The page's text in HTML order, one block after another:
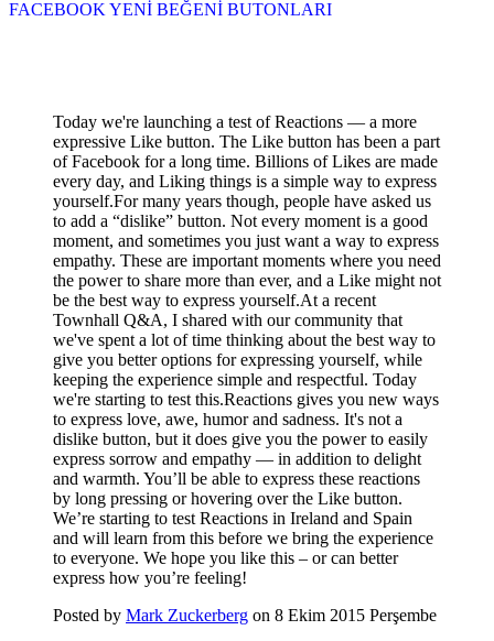
FACEBOOK YENİ BEĞENİ BUTONLARI
Today we're launching a test of Reactions — a more
expressive Like button. The Like button has been a part
of Facebook for a long time. Billions of Likes are made
every day, and Liking things is a simple way to express
yourself.For many years though, people have asked us
to add a “dislike” button. Not every moment is a good
moment, and sometimes you just want a way to express
empathy. These are important moments where you need
the power to share more than ever, and a Like might not
be the best way to express yourself.At a recent
Townhall Q&A, I shared with our community that
we've spent a lot of time thinking about the best way to
give you better options for expressing yourself, while
keeping the experience simple and respectful. Today
we're starting to test this.Reactions gives you new ways
to express love, awe, humor and sadness. It's not a
dislike button, but it does give you the power to easily
express sorrow and empathy — in addition to delight
and warmth. You’ll be able to express these reactions
by long pressing or hovering over the Like button.
We’re starting to test Reactions in Ireland and Spain
and will learn from this before we bring the experience
to everyone. We hope you like this – or can better
express how you’re feeling!
Posted by Mark Zuckerberg on 8 Ekim 2015 Perşembe